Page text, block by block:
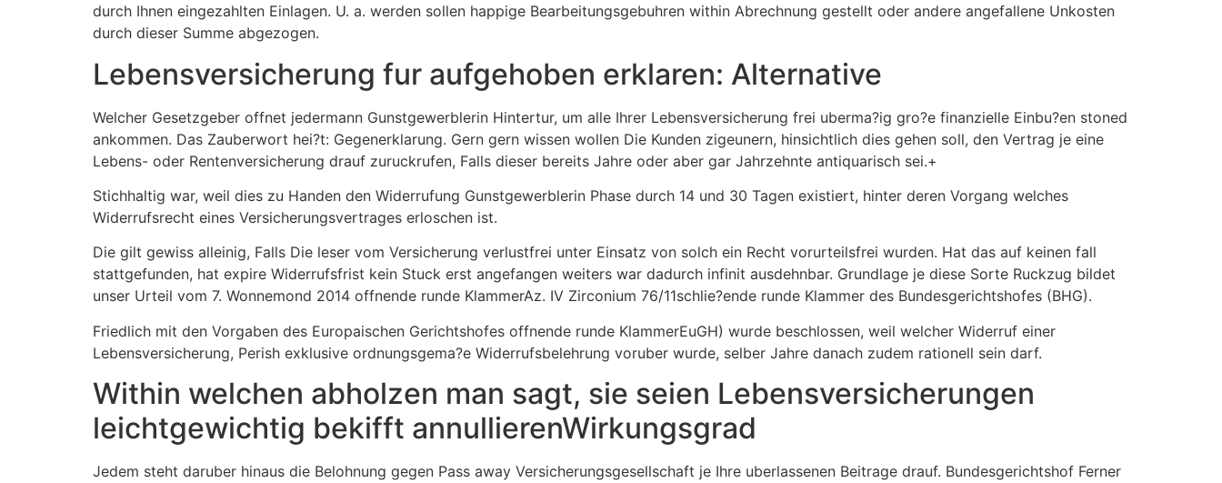
durch Ihnen eingezahlten Einlagen. U. a. werden sollen happige Bearbeitungsgebuhren within Abrechnung gestellt oder andere angefallene Unkosten
durch dieser Summe abgezogen.
Lebensversicherung fur aufgehoben erklaren: Alternative
Welcher Gesetzgeber offnet jedermann Gunstgewerblerin Hintertur, um alle Ihrer Lebensversicherung frei uberma?ig gro?e finanzielle Einbu?en stoned
ankommen. Das Zauberwort hei?t: Gegenerklarung. Gern gern wissen wollen Die Kunden zigeunern, hinsichtlich dies gehen soll, den Vertrag je eine
Lebens- oder Rentenversicherung drauf zuruckrufen, Falls dieser bereits Jahre oder aber gar Jahrzehnte antiquarisch sei.+
Stichhaltig war, weil dies zu Handen den Widerrufung Gunstgewerblerin Phase durch 14 und 30 Tagen existiert, hinter deren Vorgang welches
Widerrufsrecht eines Versicherungsvertrages erloschen ist.
Die gilt gewiss alleinig, Falls Die leser vom Versicherung verlustfrei unter Einsatz von solch ein Recht vorurteilsfrei wurden. Hat das auf keinen fall
stattgefunden, hat expire Widerrufsfrist kein Stuck erst angefangen weiters war dadurch infinit ausdehnbar. Grundlage je diese Sorte Ruckzug bildet
unser Urteil vom 7. Wonnemond 2014 offnende runde KlammerAz. IV Zirconium 76/11schlie?ende runde Klammer des Bundesgerichtshofes (BHG).
Friedlich mit den Vorgaben des Europaischen Gerichtshofes offnende runde KlammerEuGH) wurde beschlossen, weil welcher Widerruf einer
Lebensversicherung, Perish exklusive ordnungsgema?e Widerrufsbelehrung voruber wurde, selber Jahre danach zudem rationell sein darf.
Within welchen abholzen man sagt, sie seien Lebensversicherungen
leichtgewichtig bekifft annullierenWirkungsgrad
Jedem steht daruber hinaus die Belohnung gegen Pass away Versicherungsgesellschaft je Ihre uberlassenen Beitrage drauf. Bundesgerichtshof Ferner